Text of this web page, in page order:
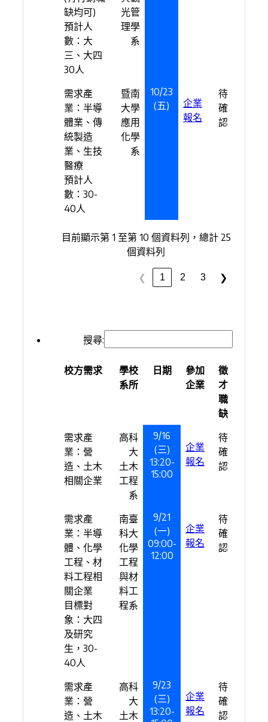
缺均可)
預計人
數：大
三、大四
30人
光管
理學
系
需求產
業：半導
體業、傳
統製造
業、生技
醫療
預計人
數：30-
40人
暨南
大學
應用
化學
系
10/23
(五)
企業
報名
待
確
認
目前顯示第 1 至第 10 個資料列，總計 25
個資料列
❮ 1 2 3 ❯
搜尋:
校方需求
學校
系所
日期
參加
企業
徵
才
職
缺
需求產
業：營
造、土木
相關企業
高科
大
土木
工程
系
9/16
(三)
13:20-
15:00
企業
報名
待
確
認
需求產
業：半導
體、化學
工程、材
料工程相
關企業
目標對
象：大四
及研究
生，30-
40人
南臺
科大
化學
工程
與材
料工
程系
9/21
(一)
09:00-
12:00
企業
報名
待
確
認
需求產
業：營
造、土木
高科
大
土木
9/23
(三)
13:20-
企業
報名
待
確
認